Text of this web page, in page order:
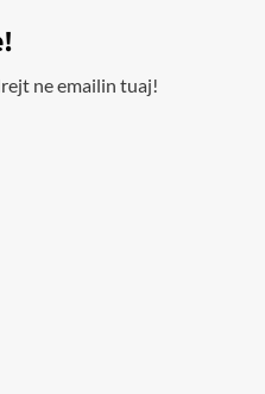
ne emailin tuaj!